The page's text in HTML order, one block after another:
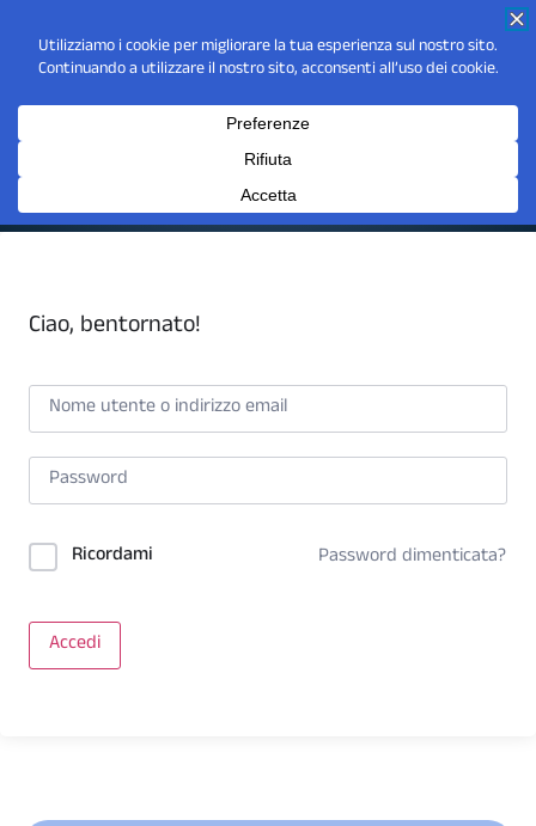
Ciao, bentornato!
Ricordami Password dimenticata?
Accedi